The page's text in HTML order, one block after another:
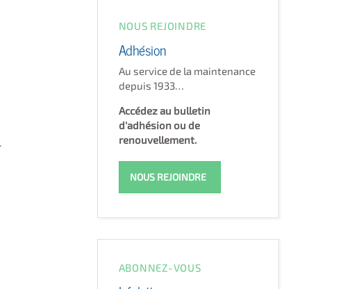
NOUS REJOINDRE
Adhésion
Au service de la maintenance
depuis 1933…
Accédez au bulletin
d'adhésion ou de
renouvellement.
NOUS REJOINDRE
ABONNEZ-VOUS